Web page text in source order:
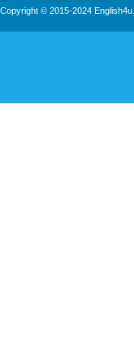
Copyright © 2015-2024